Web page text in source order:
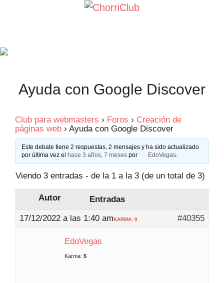
Ayuda con Google Discover
Club para webmasters › Foros › Creación de
páginas web › Ayuda con Google Discover
Este debate tiene 2 respuestas, 2 mensajes y ha sido actualizado
por última vez el
hace 3 años, 7 meses por EdoVegas.
Viendo 3 entradas - de la 1 a la 3 (de un total de 3)
Autor
Entradas
17/12/2022 a las 1:40 am
#40355
KARMA: 0
EdoVegas
Karma: 5